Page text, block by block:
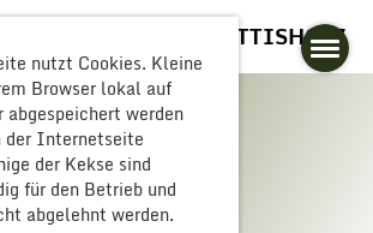
nutzt Cookies. Kleine
Browser lokal auf
werden
der Internetseite
der Kekse sind
für den Betrieb und
abgelehnt werden.
BUTTISHOLZ